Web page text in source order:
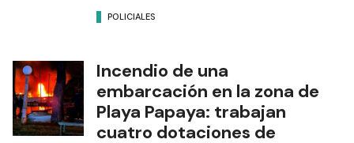
POLICIALES
Incendio de una
embarcación en la zona de
Playa Papaya: trabajan
cuatro dotaciones de